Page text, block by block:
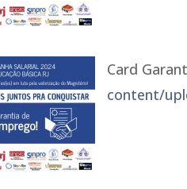
Card
content/